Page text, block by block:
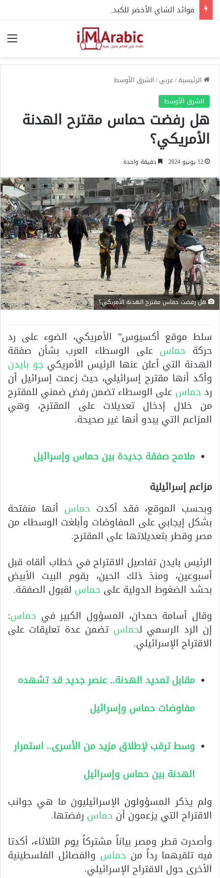
الرئيسية/عربي/الشرق الأوسط
الشرق الأوسط
هل رفضت حماس مقترح الهدنة
الأمريكي؟
12 يونيو 2024 دقيقة واحدة
هل رفضت حماس مقترح الهدنة الأمريكي؟
سلط موقع أكسيوس” الأمريكي، الضوء على رد
حركة حماس على الوسطاء العرب بشأن صفقة
الهدنة التي أعلن عنها الرئيس الأمريكي جو بايدن
وأكد أنها مقترح إسرائيلي، حيث زعمت إسرائيل أن
رد حماس على الوسطاء تضمن رفض ضمني للمقترح
من خلال إدخال تعديلات على المقترح، وهي
المزاعم التي يبدو أنها غير صحيحة.
ملامح صفقة جديدة بين حماس وإسرائيل
مزاعم إسرائيلية
وبحسب الموقع، فقد أكدت حماس أنها منفتحة
بشكل إيجابي على المفاوضات وأبلغت الوسطاء من
مصر وقطر بتعديلاتها على المقترح.
الرئيس بايدن تفاصيل الاقتراح في خطاب ألقاه قبل
أسبوعين، ومنذ ذلك الحين، يقوم البيت الأبيض
بحشد الضغوط الدولية على حماس لقبول الصفقة.
وقال أسامة حمدان، المسؤول الكبير في حماس:
إن الرد الرسمي لحماس تضمن عدة تعليقات على
الاقتراح الإسرائيلي.
مقابل تمديد الهدنة.. عنصر جديد قد تشهده
مفاوضات حماس وإسرائيل
وسط ترقب لإطلاق مزيد من الأسرى.. استمرار
الهدنة بين حماس وإسرائيل
ولم يذكر المسؤولون الإسرائيليون ما هي جوانب
الاقتراح التي يزعمون أن حماس رفضتها.
وأصدرت قطر ومصر بياناً مشتركاً يوم الثلاثاء، أكدتا
فيه تلقيهما رداً من حماس والفصائل الفلسطينية
الأخرى حول الاقتراح الإسرائيلي.